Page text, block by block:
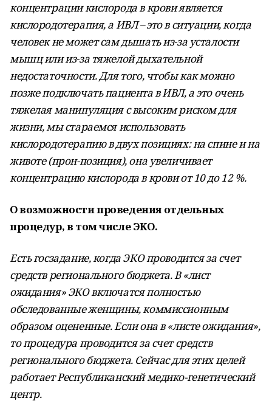
концентрации кислорода в крови является
кислородотерапия, а ИВЛ – это в ситуации, когда
человек не может сам дышать из-за усталости
мышц или из-за тяжелой дыхательной
недостаточности. Для того, чтобы как можно
позже подключать пациента в ИВЛ, а это очень
тяжелая манипуляция с высоким риском для
жизни, мы стараемся использовать
кислородотерапию в двух позициях: на спине и на
животе (прон-позиция), она увеличивает
концентрацию кислорода в крови от 10 до 12 %.
О возможности проведения отдельных
процедур, в том числе ЭКО.
Есть госзадание, когда ЭКО проводится за счет
средств регионального бюджета. В «лист
ожидания» ЭКО включатся полностью
обследованные женщины, коммиссионным
образом оцененные. Если она в «листе ожидания»,
то процедура проводится за счет средств
регионального бюджета. Сейчас для этих целей
работает Республиканский медико-генетический
центр.